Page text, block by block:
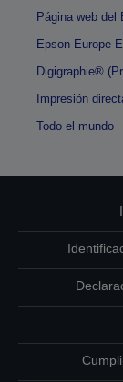
Página web del
Epson Europe
Digigraphie®
Impresión
Todo el mundo